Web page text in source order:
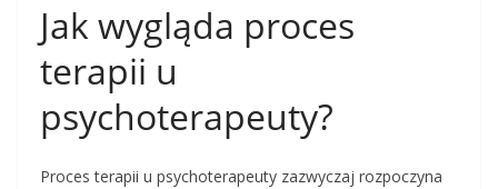
Jak wygląda proces
terapii u
psychoterapeuty?
Proces terapii u psychoterapeuty zazwyczaj rozpoczyna